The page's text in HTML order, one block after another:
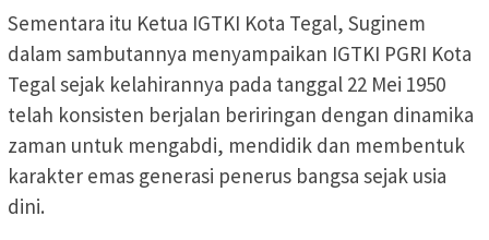
Sementara itu Ketua IGTKI Kota Tegal, Suginem
dalam sambutannya menyampaikan IGTKI PGRI Kota
Tegal sejak kelahirannya pada tanggal 22 Mei 1950
telah konsisten berjalan beriringan dengan dinamika
zaman untuk mengabdi, mendidik dan membentuk
karakter emas generasi penerus bangsa sejak usia
dini.